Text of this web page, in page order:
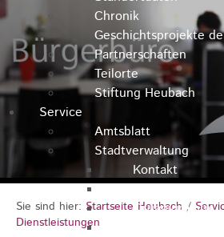
Chronik
Geschichtsprojekte
Partnerschaften
Teilorte
Stiftung Heubach
Service
Amtsblatt
Stadtverwaltung
Kontakt
Rathausteam
Organigramm
Sie sind hier: Startseite Heubach /
Dienstleistungen